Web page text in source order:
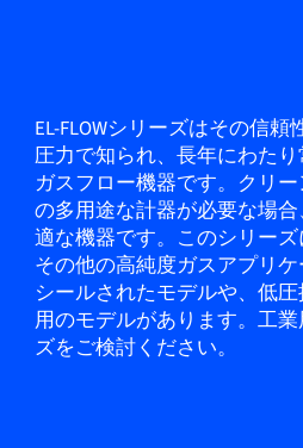
EL-FLOWシリーズはその信
圧力で知られ、長年にわた
ガスフロー機器です。クリ
の多用途な計器が必要な場合
適な機器です。このシリー
その他の高純度ガスアプリ
シールされたモデルや、低
用のモデルがあります。工業
ズをご検討ください。